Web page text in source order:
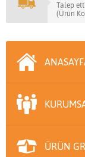
Talep
(Ürün
ÜRÜN